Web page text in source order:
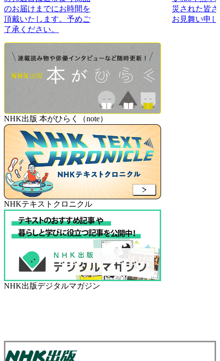
のお届けまでにお時間を
頂戴いたします。予めご
了承ください。
災された皆
お見舞い申
NHK出版 本がひらく（note）
NHKテキストクロニクル
NHK出版デジタルマガジン